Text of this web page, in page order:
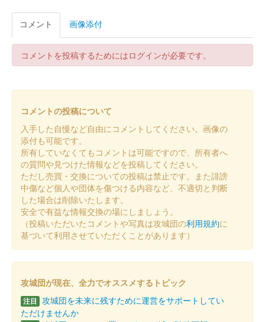
掛川城 御城印
た、掛川城の秋限定の切絵御城印。
掛川城 御城印 月見切絵御城印
販売終了
中秋の名月が彩る掛川城天守閣をデザイン。満月と「掛川城」の
文字は金の箔押しで表現されている。
掛川城 御城印
掛川城天守閣を彩る彼岸花をデザインしている。
コメント 画像添付
コメントを投稿するためにはログインが必要です。
コメントの投稿について
入手した自慢など自由にコメントしてください。画像の
添付も可能です。
所有していなくてもコメントは可能ですので、所有者へ
の質問や見つけた情報などを投稿してください。
ただし売買・交換についての投稿は禁止です。また誹謗
中傷など個人や団体を傷つける内容など、不適切と判断
した場合は削除いたします。
安全で有益な情報交換の場にしましょう。
（投稿いただいたコメントや写真は攻城団の利用規約に
基づいて利用させていただくことがあります）
攻城団が現在、全力でオススメするトピック
注目 攻城団を未来に残すために運営をサポートしてい
ただけませんか